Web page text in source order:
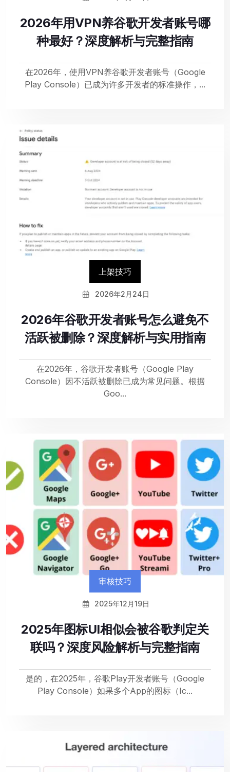
2026年用VPN养谷歌开发者账号哪
种最好？深度解析与完整指南
在2026年，使用VPN养谷歌开发者账号（Google
Play Console）已成为许多开发者的标准操作，...
上架技巧
2026年2月24日
2026年谷歌开发者账号怎么避免不
活跃被删除？深度解析与实用指南
在2026年，谷歌开发者账号（Google Play
Console）因不活跃被删除已成为常见问题。根据
Goo...
审核技巧
2025年12月19日
2025年图标UI相似会被谷歌判定关
联吗？深度风险解析与完整指南
是的，在2025年，谷歌Play开发者账号（Google
Play Console）如果多个App的图标（Ic...